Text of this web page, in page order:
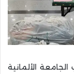
الألمانية